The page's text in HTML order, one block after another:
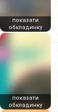
показати
обкладинку
показати
обкладинку